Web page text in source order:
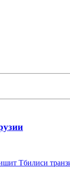
Тбилиси